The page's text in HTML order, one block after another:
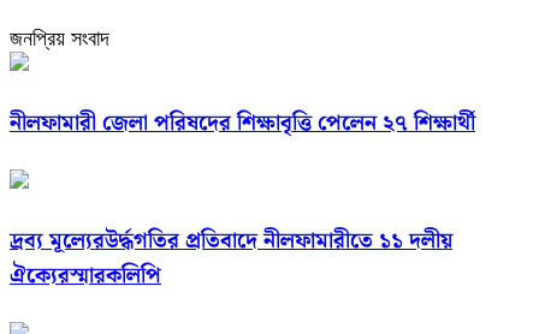
জনপ্রিয় সংবাদ
নীলফামারী জেলা পরিষদের শিক্ষাবৃত্তি পেলেন ২৭ শিক্ষার্থী
দ্রব্য মূল্যেরউর্দ্ধগতির প্রতিবাদে নীলফামারীতে ১১ দলীয়
ঐক্যেরস্মারকলিপি